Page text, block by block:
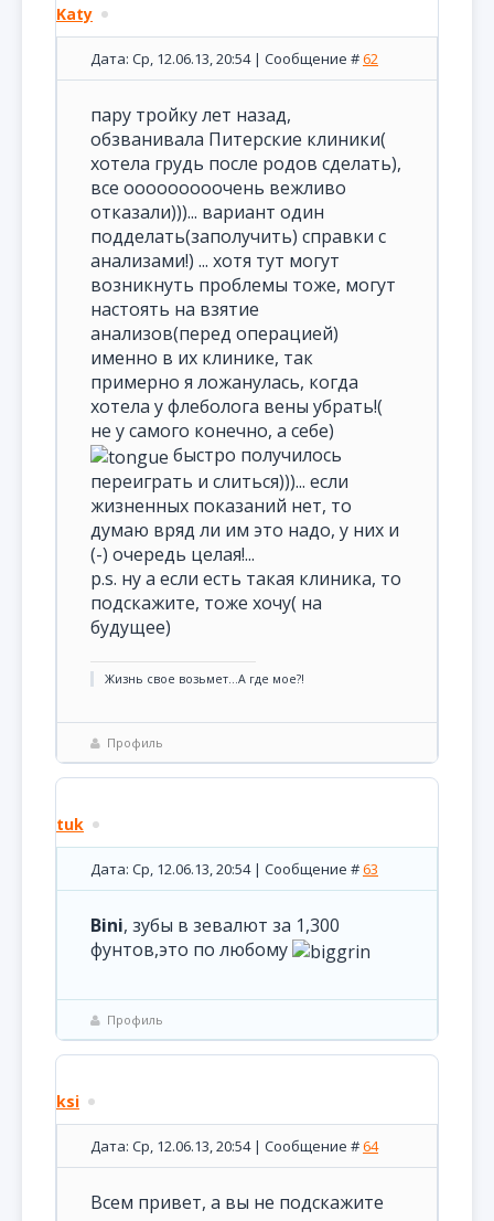
Katy
Дата: Ср, 12.06.13, 20:54 | Сообщение #62
пару тройку лет назад,
обзванивала Питерские клиники(
хотела грудь после родов сделать),
все ооооооооочень вежливо
отказали)))... вариант один
подделать(заполучить) справки с
анализами!) ... хотя тут могут
возникнуть проблемы тоже, могут
настоять на взятие
анализов(перед операцией)
именно в их клинике, так
примерно я ложанулась, когда
хотела у флеболога вены убрать!(
не у самого конечно, а себе)
быстро получилось
переиграть и слиться)))... если
жизненных показаний нет, то
думаю вряд ли им это надо, у них и
(-) очередь целая!...
p.s. ну а если есть такая клиника, то
подскажите, тоже хочу( на
будущее)
Жизнь свое возьмет...А где мое?!
Профиль
tuk
Дата: Ср, 12.06.13, 20:54 | Сообщение #63
Bini, зубы в зевалют за 1,300
фунтов,это по любому
Профиль
ksi
Дата: Ср, 12.06.13, 20:54 | Сообщение #64
Всем привет, а вы не подскажите